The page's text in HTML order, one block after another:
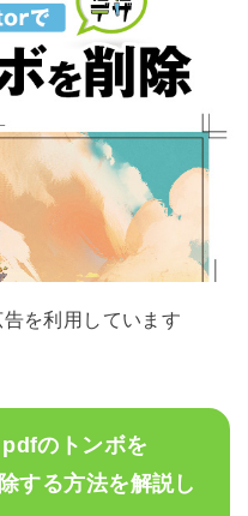
を利用しています
のトンボを
する方法を解説し